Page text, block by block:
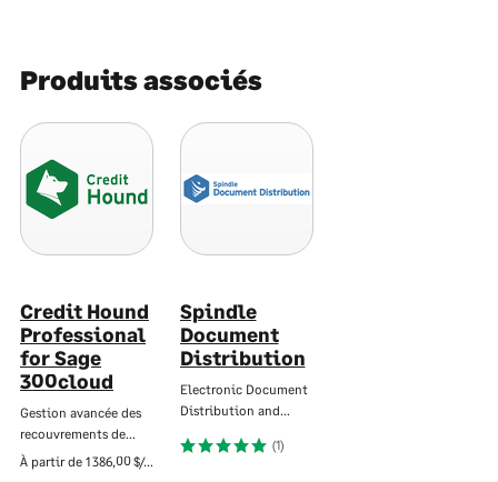
Produits associés
Credit Hound
Professional
for Sage
300cloud
Gestion avancée des
recouvrements de…
À partir de 1 386,00 $/an
Spindle
Document
Distribution
Electronic Document
Distribution and…
(1)